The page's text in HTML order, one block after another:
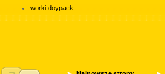
worki doypack